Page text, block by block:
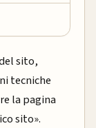
sito,
tecniche
la pagina
sito».